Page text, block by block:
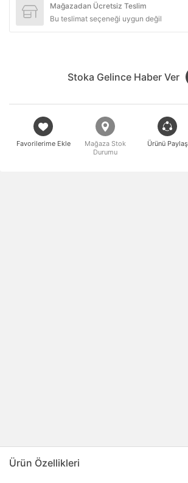
Mağazadan Ücretsiz Teslim
Bu teslimat seçeneği uygun değil
Stoka Gelince Haber Ver
Favorilerime Ekle
Mağaza Stok
Durumu
Ürünü Paylaş
Ürün Özellikleri